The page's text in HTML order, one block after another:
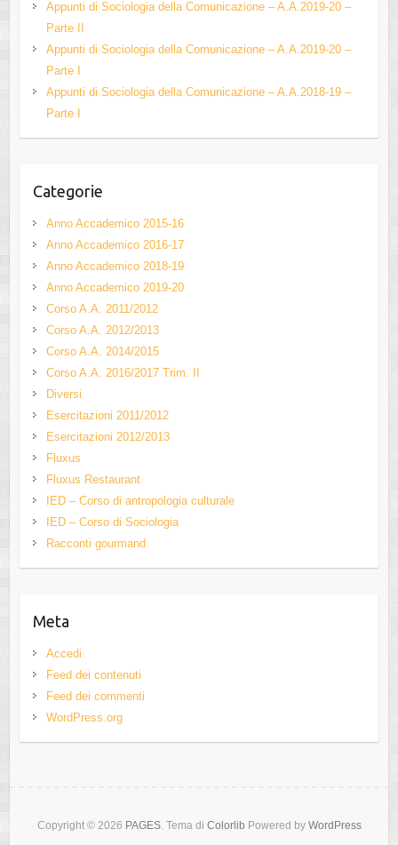
k
h
a
n
Appunti di Sociologia della Comunicazione – A.A.2019-20 –
Parte II
Appunti di Sociologia della Comunicazione – A.A.2019-20 –
Parte I
Appunti di Sociologia della Comunicazione – A.A.2018-19 –
Parte I
Categorie
Anno Accademico 2015-16
Anno Accademico 2016-17
Anno Accademico 2018-19
Anno Accademico 2019-20
Corso A.A. 2011/2012
Corso A.A. 2012/2013
Corso A.A. 2014/2015
Corso A.A. 2016/2017 Trim. II
Diversi
Esercitazioni 2011/2012
Esercitazioni 2012/2013
Fluxus
Fluxus Restaurant
IED – Corso di antropologia culturale
IED – Corso di Sociologia
Racconti gourmand
Meta
Accedi
Feed dei contenuti
Feed dei commenti
WordPress.org
Copyright © 2026 PAGES. Tema di Colorlib Powered by WordPress